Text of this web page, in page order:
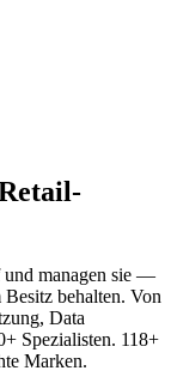
und managen sie —
behalten. Von
Data
Spezialisten. 118+
Marken.